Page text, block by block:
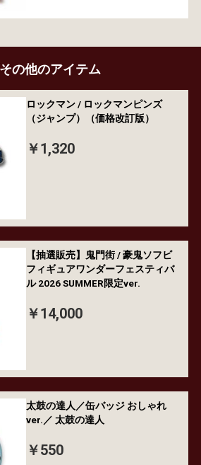
の他のアイテム
ロックマン / ロックマンピンズ
（ジャンプ）（価格改訂版）
￥1,320
【抽選販売】鬼門街 / 豪鬼ソフビ
フィギュアワンダーフェスティバ
ル 2026 SUMMER限定ver.
￥14,000
太鼓の達人／缶バッジ おしゃれ
ver.／ 太鼓の達人
￥550